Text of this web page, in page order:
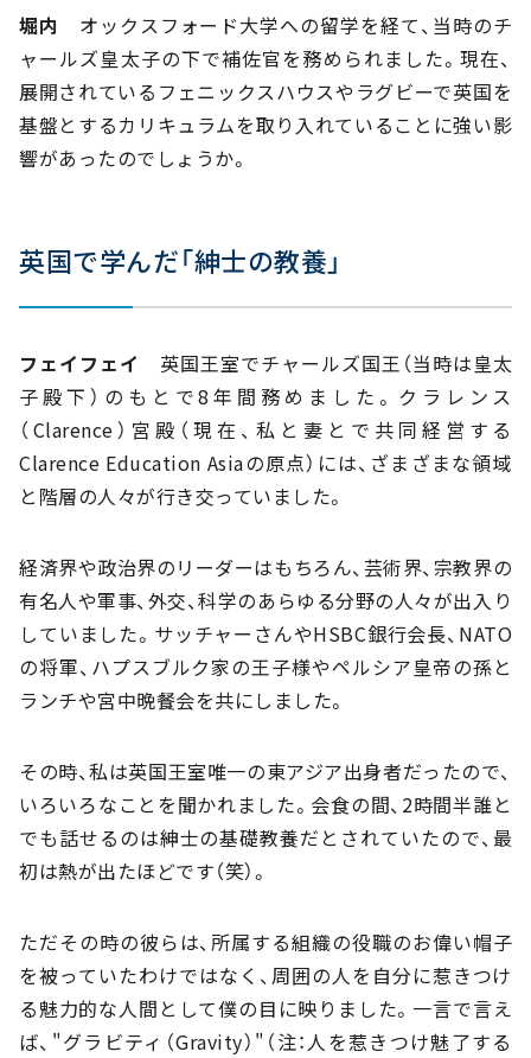
堀内
オックスフォード大学への留学を経て、当時のチ
ャールズ皇太子の下で補佐官を務められました。現在、
展開されているフェニックスハウスやラグビーで英国を
基盤とするカリキュラムを取り入れていることに強い影
響があったのでしょうか。
英国で学んだ「紳士の教養」
フェイフェイ
英国王室でチャールズ国王（当時は皇太
子殿下）のもとで8年間務めました。クラレンス
（Clarence）宮殿（現在、私と妻とで共同経営する
Clarence Education Asiaの原点）には、ざまざまな領域
と階層の人々が行き交っていました。
経済界や政治界のリーダーはもちろん、芸術界、宗教界の
有名人や軍事、外交、科学のあらゆる分野の人々が出入り
していました。サッチャーさんやHSBC銀行会長、NATO
の将軍、ハプスブルク家の王子様やペルシア皇帝の孫と
ランチや宮中晩餐会を共にしました。
その時、私は英国王室唯一の東アジア出身者だったので、
いろいろなことを聞かれました。会食の間、2時間半誰と
でも話せるのは紳士の基礎教養だとされていたので、最
初は熱が出たほどです（笑）。
ただその時の彼らは、所属する組織の役職のお偉い帽子
を被っていたわけではなく、周囲の人を自分に惹きつけ
る魅力的な人間として僕の目に映りました。一言で言え
ば、"グラビティ（Gravity）"（注：人を惹きつけ魅了する